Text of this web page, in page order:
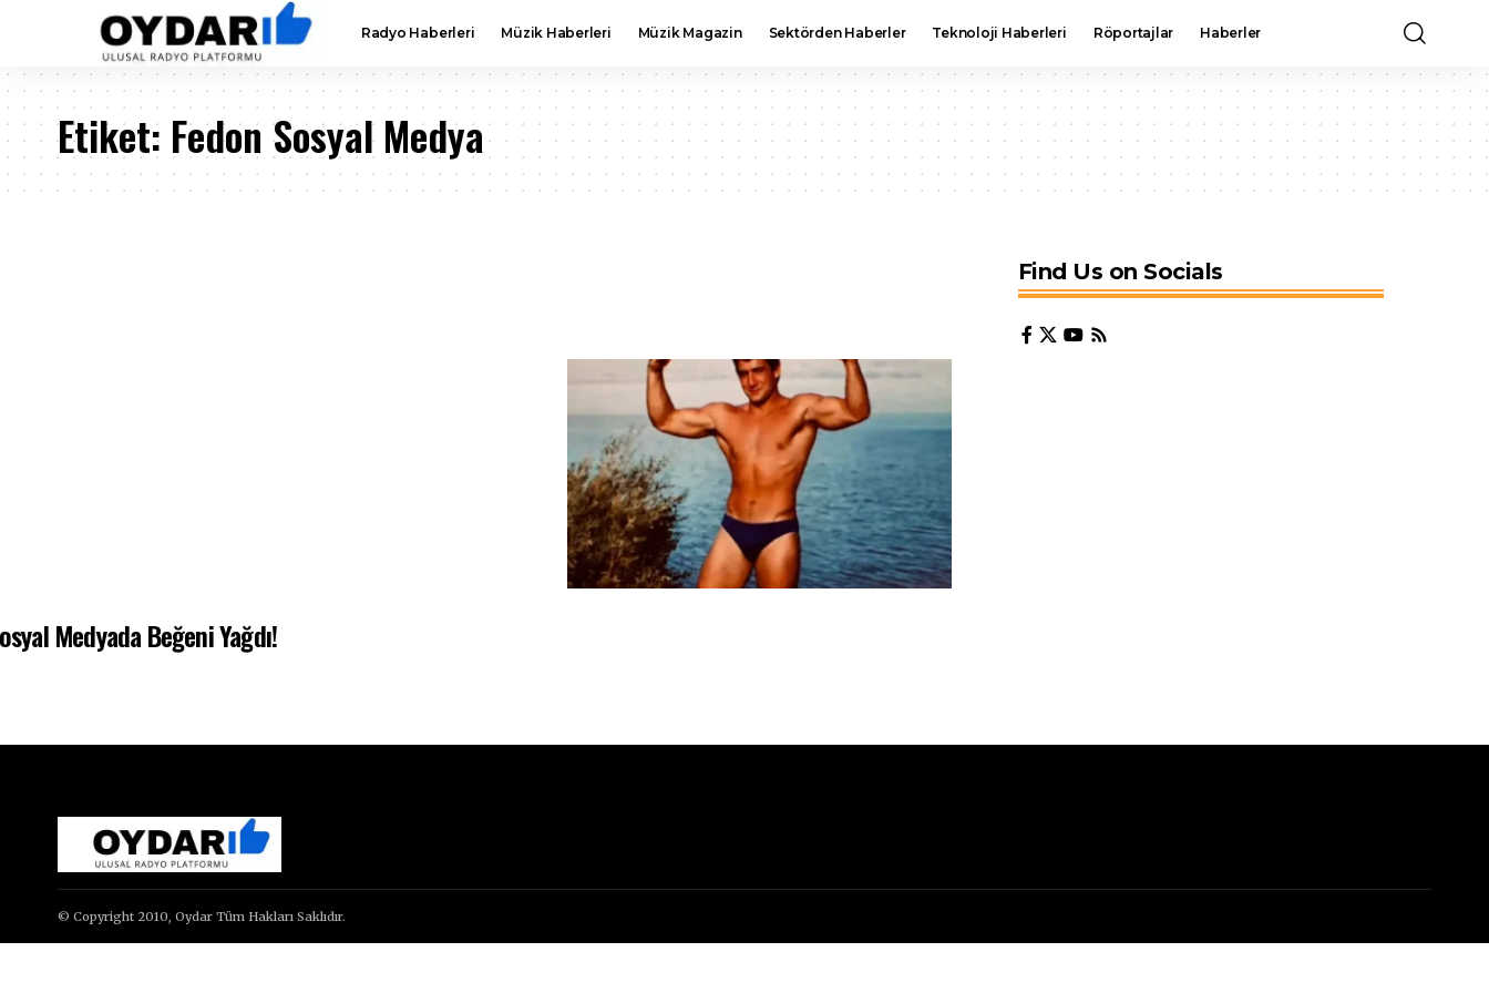
Radyo Haberleri Müzik Haberleri Müzik Magazin Sektörden Haberler Teknoloji Haberleri Röportajlar Haberler
Etiket: Fedon Sosyal Medya
Medyada Beğeni Yağdı!
Find Us on Socials
© Copyright 2010, Oydar Tüm Hakları Saklıdır.